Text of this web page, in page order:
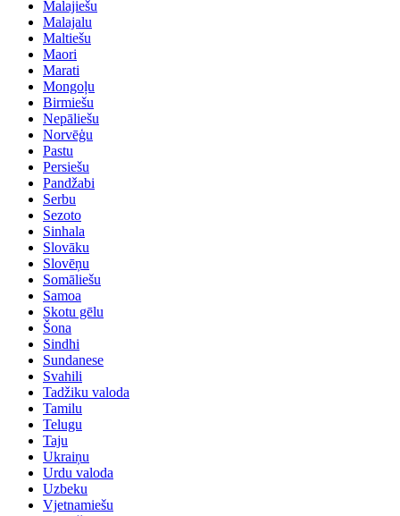
Malajiešu
Malajalu
Maltiešu
Maori
Marati
Mongoļu
Birmiešu
Nepāliešu
Norvēģu
Pastu
Persiešu
Pandžabi
Serbu
Sezoto
Sinhala
Slovāku
Slovēņu
Somāliešu
Samoa
Skotu gēlu
Šona
Sindhi
Sundanese
Svahili
Tadžiku valoda
Tamilu
Telugu
Taju
Ukraiņu
Urdu valoda
Uzbeku
Vjetnamiešu